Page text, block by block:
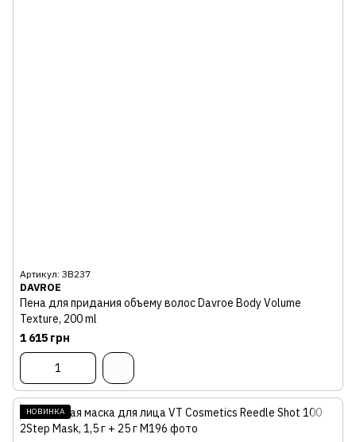
Артикул: ЗВ237
DAVROE
Пена для придания объему волос Davroe Body Volume
Texture, 200 ml
1 615 грн
НОВИНКА